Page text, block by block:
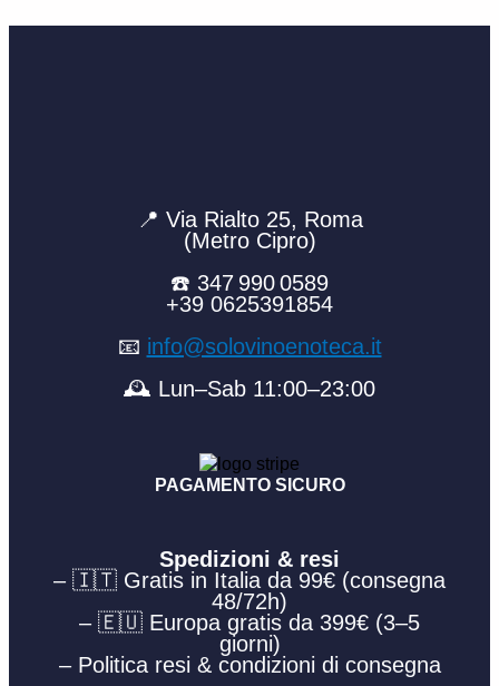
📍 Via Rialto 25, Roma
(Metro Cipro)
☎️ 347 990 0589
+39 0625391854
📧 info@solovinoenoteca.it
🕰️ Lun–Sab 11:00–23:00
PAGAMENTO SICURO
Spedizioni & resi
– 🇮🇹 Gratis in Italia da 99€ (consegna
48/72h)
– 🇪🇺 Europa gratis da 399€ (3–5
giorni)
– Politica resi & condizioni di consegna